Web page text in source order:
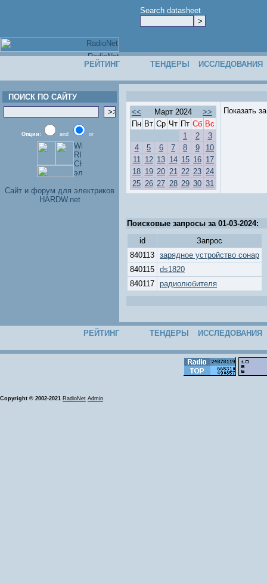
Search datasheet
РЕЙТИНГ ТЕНДЕРЫ ИССЛЕДОВАНИЯ
ПОИСК ПО САЙТУ
Опции: and or
Cайт и форум для электриков
HARDW.net
<< Март 2024
>>
Пн Вт Ср Чт Пт Сб Вс
1
2
3
4
5 6 7 8 9
10
11 12 13 14 15 16 17
18 19 20 21 22 23 24
25 26 27 28 29 30 31
Показать
Поисковые запросы за 01-03-2024:
id
Запрос
840113 зарядное устройство сонар
840115 ds1820
840117 радиолюбителя
РЕЙТИНГ ТЕНДЕРЫ ИССЛЕДОВАНИЯ
Copyright © 2002-2021 RadioNet Admin